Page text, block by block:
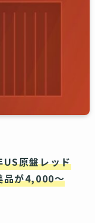
原盤レッド
品が4,000〜